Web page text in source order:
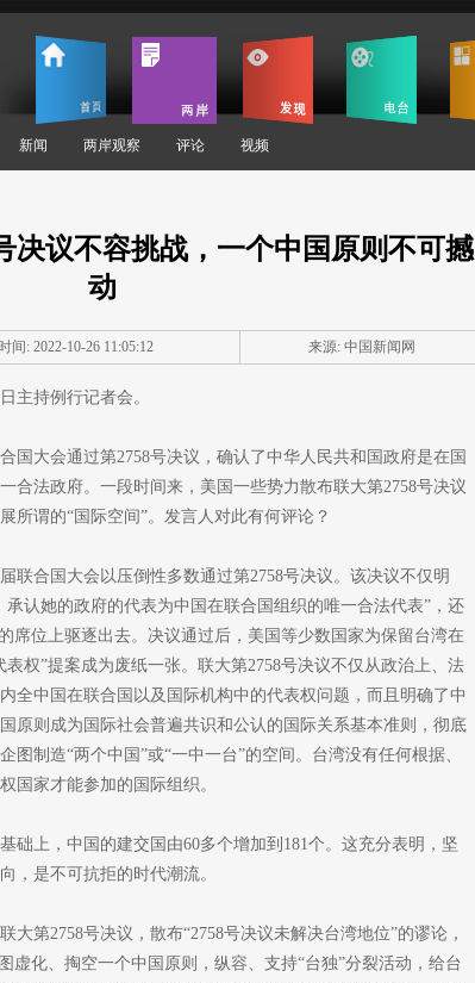
新闻 两岸观察 评论 视频
决议不容挑战，一个中国原则不可撼
动
时间: 2022-10-26 11:05:12 来源: 中国新闻网
主持例行记者会。
国大会通过第2758号决议，确认了中华人民共和国政府是在国
合法政府。一段时间来，美国一些势力散布联大第2758号决议
所谓的“国际空间”。发言人对此有何评论？
联合国大会以压倒性多数通过第2758号决议。该决议不仅明
认她的政府的代表为中国在联合国组织的唯一合法代表”，还
席位上驱逐出去。决议通过后，美国等少数国家为保留台湾在
权”提案成为废纸一张。联大第2758号决议不仅从政治上、法
全中国在联合国以及国际机构中的代表权问题，而且明确了中
原则成为国际社会普遍共识和公认的国际关系基本准则，彻底
图制造“两个中国”或“一中一台”的空间。台湾没有任何根据、
国家才能参加的国际组织。
础上，中国的建交国由60多个增加到181个。这充分表明，坚
，是不可抗拒的时代潮流。
大第2758号决议，散布“2758号决议未解决台湾地位”的谬论，
虚化、掏空一个中国原则，纵容、支持“台独”分裂活动，给台